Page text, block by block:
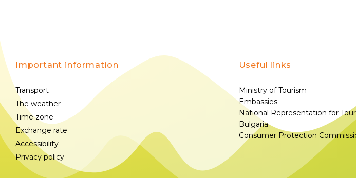
Important information
Transport
The weather
Time zone
Exchange rate
Accessibility
Privacy policy
Useful links
Ministry of Tourism
Embassies
National Representation for
Bulgaria
Consumer Protection